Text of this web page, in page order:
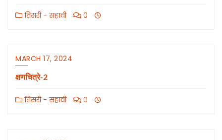
तिसरी - सहावी 0
MARCH 17, 2024
क्षणचित्रे-2
तिसरी - सहावी 0